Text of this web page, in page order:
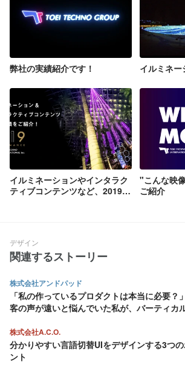
弊社の実績紹介です！ イルミネ
イルミネーションやインタラク
ティブコンテンツなど、2019年
"こんな映
ご紹介
デザイン
関連するストーリー
株式会社アンドパッド
「私の作っているプロダクトは本当に必要？
客の声が遠いと悩んでいた私が、バーティカ
株式会社A.C.O.
分かりやすい言語切替UIをデザインする3つの
ント